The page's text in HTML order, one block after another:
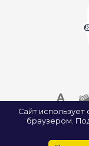
© 2026 ООО
ИП
Сайт
браузером.